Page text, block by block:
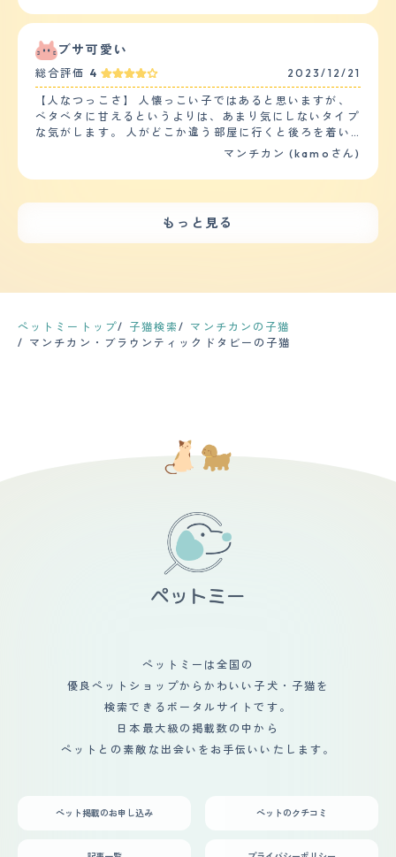
ん。 猫なのでカットはしてません。 今のところ健康に問
病院に行きますが、いつも特に心配ないとのことで、数日
後には自然に治っています。まだ３歳くらいなので、定期
的な健康診断は行っておりませんので、投薬も必要はあり
ません。 【鳴き声】 ほとんど鳴くことはありませんが、
ご飯の時間になったら夕方５時頃には、はっきり「ごは
ん」「ごはーん」と言って甘噛みしてきます。最初きいた
ことは一切なく「ごはん」のみです。 【総評】 元々おだ
やかなマンチカンということを聞いていた通りです、 茶
ので、寝ている時に「息しているのか？」心配で何度も確
認していました。 主人も私も犬しか飼ったことがなく猫
が家でくつろいでいました 猫なので基本的には散歩しま
せんが マンチカンなので運動量はそんなに必要ないと思
います 大きめのキャットタワーを昇り降りしてます 【お
手入れ】 うちの子はマンチカンの短毛種です 質感はさわ
るととても滑らかです シャンプーの頻度は1週間に1回程
度です その変わりブラッシングをこまめにしております
抜け毛は換毛期になると結構溜まります ブラッシングす
るだけで絡みつく毛が2、3本あります カットは正直なと
ときが ときどきあります。 慢性的なものではないので安
じの女の子らしい鳴き声です もう成猫なので子猫のよう
にしょっちゅうは鳴きません 必要な時だけ鳴きます でも
ちの子はマンチカンです マンチカンの良いところは賢く
かけないでと言わんばかりにそわそわしだすところがかわ
いいです 出会いはペットショップで一目惚れしました 猫
たいです～」というような か細い声で鳴いて甘えていま
トの中に入ってきて人間の温もりを使って「ゴロゴロ」と
鳴きます。子供たちにも人懐っこさを見せ、子供たちの身
体や持ち物に自分の匂いを一生懸命にこすりつけていま
す。 【落ち着き】 落ち着きはあまりないように思いま
す。一緒に飼っている他の猫より、物事に対する興味が強
く、来客や車の音、外の猫やカラスの気配に対してすぐに
反応をして窓際の場所に見に行きます。いまだに小さい時
の様におもちゃで遊ぶことを催促されます。 【しつけや
腹がすいたら「ニャーニャー」とエサの催促をするのに対
してマンチカンはエサの合図の鈴を鳴らすまでエサの催促
す。猫は基本的に自分で舐める事で体毛のお手入れをして
いるので、あまり飼い主がお手入れに手間をかける必要は
りすり寄ってきて物事を伝える方法を取りたがります。
【総評】 毛の色が白い猫は長生きするといううわさ話を
猫の飼育書で見つけてから、毛の白い部分が多い猫を探し
で会話をすることが多くなりました。テレビを見ていても
猫の番組をよく見るようになり、家族内のコミュニケーシ
ョンが増えたことが猫を迎え入れて一番良かった事だと感
じています。初めての猫の飼育でしたが、猫の育て方の本
を読んだり、Youtubeを見たりして、家族で相談しなが
ら楽しんで猫と生活をしています。
ブサ可愛い
総合評価 4 2023/12/21
【人なつっこさ】 人懐っこい子ではあると思いますが、
ベタベタに甘えるというよりは、あまり気にしないタイプ
な気がします。 人がどこか違う部屋に行くと後ろを着い
てきたりしますが、いつの間にかシレっと居なくなってい
す。 お客様が来ると、特に逃げる事もなく普通にリビン
逃げもせず普通に過ごしています。 【落ち着き】 そんな
に走り回ったり、夜中の運動会などもそれほどありません
居ないときにハシャイでるのかもしれません。 【しつけ
イレの置き場所を変えても、ちゃんとしていたので、その
辺は大丈夫だと思います。 ただ、イタズラしたりテーブ
手足が短いので、太ってしまうと腰を痛めやすいだけでな
く、お腹を床に擦ってお腹の毛が抜けてハゲルらしく、獣
ちの子は普段はそれ程鳴かないですし、鳴いても声は小さ
め〜普通と言ったところで、割と静かです。 ニャーニャ
ー騒ぐというのは、本土見たことがなく、ご飯が欲しいと
きに催促してニャ〜〜と静かに長めに鳴くくらいです。
【総評】 同僚の知人で、マンチカンのブリーダーをして
いる人がいて、1匹だけ飼い主が決まらず大きくなってき
がった情けない表情と、短い手足が可愛いくて、見た瞬間
ひと目惚れしました。 我が家は犬しか飼ったことが無か
ったので、ブリーダーさんにアレコレ教えて貰い、迎え入
れましたが、意外とすんなり家に馴染んでくれて、すぐに
我が物顔でソファで寝るようになってくれて安心しまし
た。 ただ、ワクチンや去勢のことなどもあり、ブリーダ
ーさんや獣医さんに相談したりで大変でしたが、猫を飼い
けるようになったのは嬉しい変化でした。
マンチカン (kamoさん)
もっと見る
ペットミートップ 子猫検索
マンチカンの子猫
マンチカン・ブラウンティックドタビーの子猫
ペットミーは全国の
優良ペットショップからかわいい子犬・子猫を
検索できるポータルサイトです。
日本最大級の掲載数の中から
ペットとの素敵な出会いをお手伝いいたします。
ペット掲載のお申し込み ペットのクチコミ